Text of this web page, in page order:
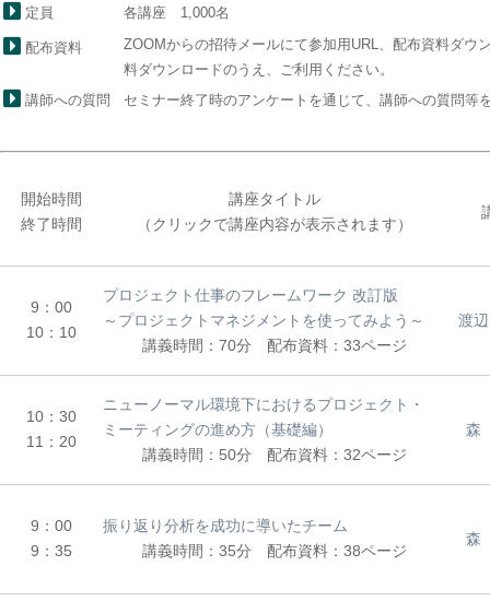
定員 各講座 1,000名
配布資料
ZOOMからの招待メールにて参加用URL、配布資料ダウ
料ダウンロードのうえ、ご利用ください。
講師への質問 セミナー終了時のアンケートを通じて、講師への質問等
開始時間
終了時間
講座タイトル
（クリックで講座内容が表示されます）
9：00
10：10
プロジェクト仕事のフレームワーク 改訂版
～プロジェクトマネジメントを使ってみよう～
講義時間：70分 配布資料：33ページ
渡
10：30
11：20
ニューノーマル環境下におけるプロジェクト・
ミーティングの進め方（基礎編）
講義時間：50分 配布資料：32ページ
森
9：00
9：35
振り返り分析を成功に導いたチーム
講義時間：35分 配布資料：38ページ
森